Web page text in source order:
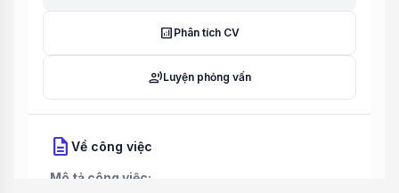
analytics Phân tích CV
record_voice_overLuyện phỏng vấn
description Về công việc
Mô tả công việc: